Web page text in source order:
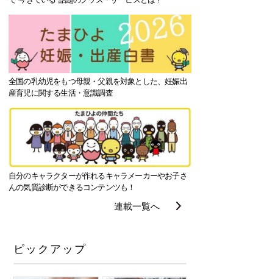
全国の乳幼児をもつ母親・父親を対象とした、妊娠出
産育児に関する生活・意識調査
自分のキャラクターが作れるキャラメーカーやお子さ
んの気質診断ができるコンテンツも！
連載一覧へ
ピックアップ